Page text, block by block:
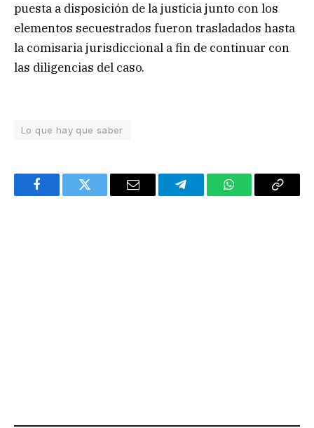
puesta a disposición de la justicia junto con los
elementos secuestrados fueron trasladados hasta
la comisaria jurisdiccional a fin de continuar con
las diligencias del caso.
Lo que hay que saber
FacebookTwitter Email TelegramWhatsAppCopy